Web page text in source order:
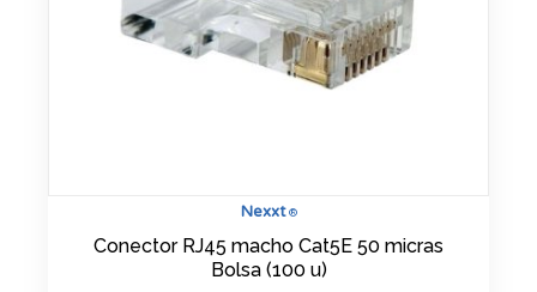
Nexxt®
Conector RJ45 macho Cat5E 50 micras
Bolsa (100 u)